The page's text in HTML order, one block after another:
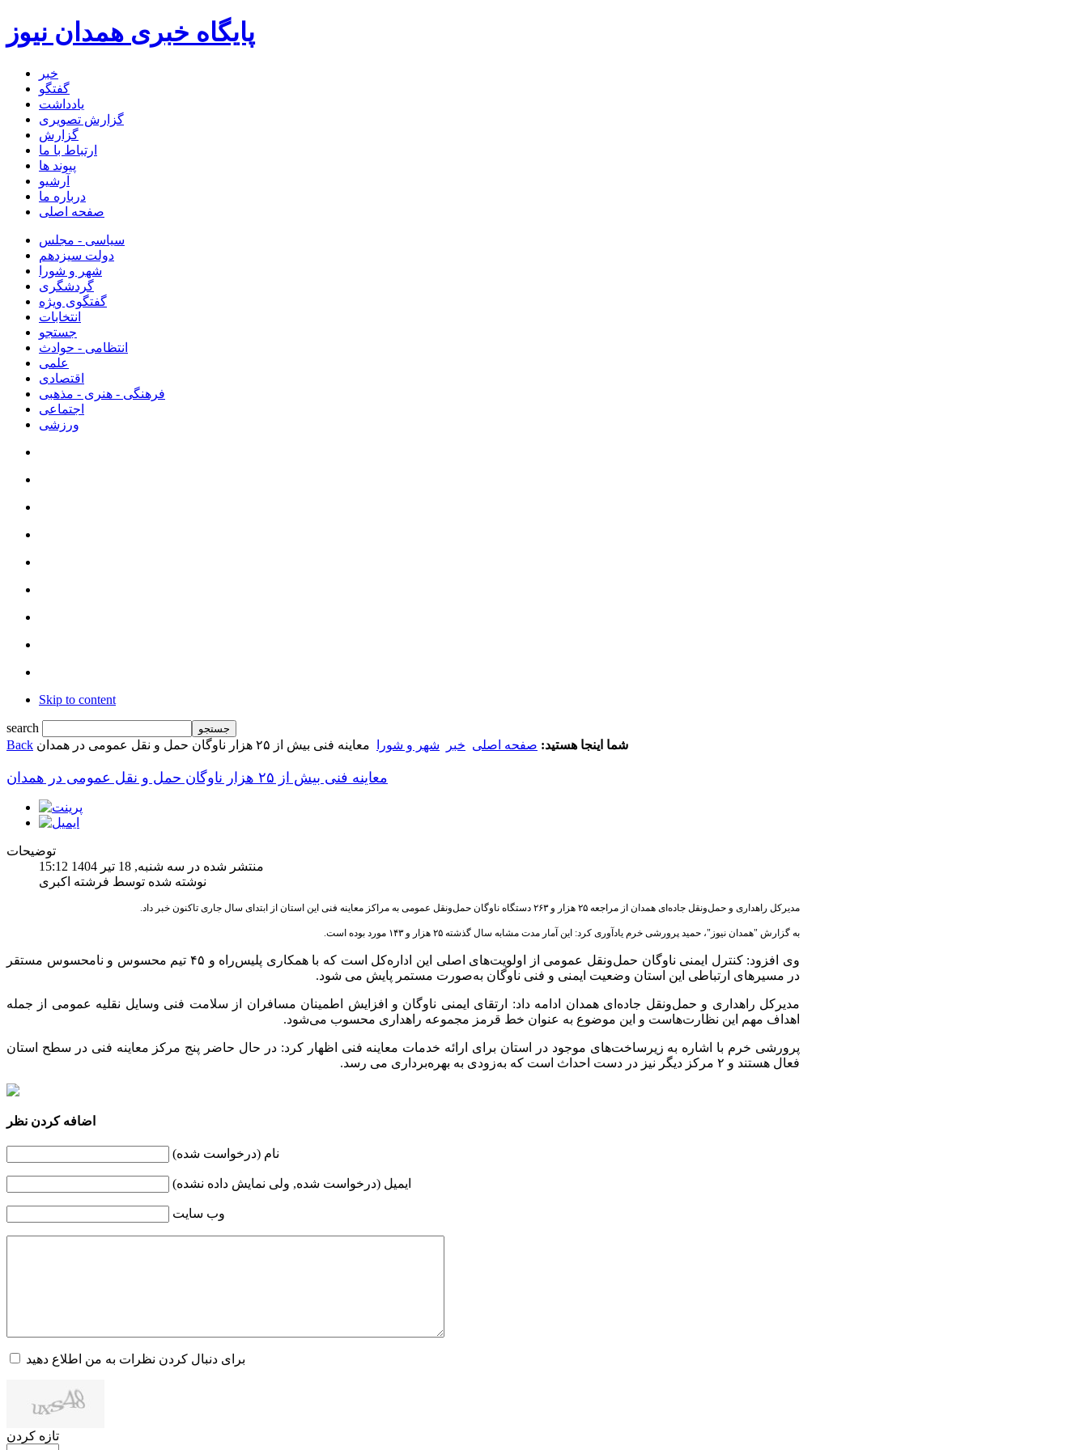
پایگاه خبری همدان نیوز
خبر
گفتگو
یادداشت
گزارش تصویری
گزارش
ارتباط با ما
پیوند ها
آرشیو
درباره ما
صفحه اصلی
سیاسی - مجلس
دولت سیزدهم
شهر و شورا
گردشگری
گفتگوی ویژه
انتخابات
جستجو
انتظامی - حوادث
علمی
اقتصادی
فرهنگی - هنری - مذهبی
اجتماعی
ورزشی
Skip to content
search
Back
شما اینجا هستید: صفحه اصلی خبر شهر و شورا معاینه فنی بیش از ۲۵ هزار ناوگان حمل و نقل عمومی در همدان
معاینه فنی بیش از ۲۵ هزار ناوگان حمل و نقل عمومی در همدان
توضیحات
منتشر شده در سه شنبه, 18 تیر 1404 15:12
نوشته شده توسط فرشته اکبری
مدیرکل راهداری و حمل‌ونقل جاده‌ای همدان از مراجعه ۲۵ هزار و ۲۶۳ دستگاه ناوگان حمل‌ونقل عمومی به مراکز معاینه فنی این استان از ابتدای سال جاری تاکنون خبر داد. ️
به گزارش "همدان نیوز"، حمید پرورشی خرم یادآوری کرد: این آمار مدت مشابه سال گذشته ۲۵ هزار و ۱۴۳ مورد بوده است.
وی افزود: کنترل ایمنی ناوگان حمل‌ونقل عمومی از اولویت‌های اصلی این اداره‌کل است که با همکاری پلیس‌راه و ۴۵ تیم محسوس و نامحسوس مستقر
در مسیرهای ارتباطی این استان وضعیت ایمنی و فنی ناوگان به‌صورت مستمر پایش می‌ شود.
مدیرکل راهداری و حمل‌ونقل جاده‌ای همدان ادامه داد: ارتقای ایمنی ناوگان و افزایش اطمینان مسافران از سلامت فنی وسایل نقلیه عمومی از جمله
اهداف مهم این نظارت‌هاست و این موضوع به عنوان خط قرمز مجموعه راهداری محسوب می‌شود.
پرورشی خرم با اشاره به زیرساخت‌های موجود در استان برای ارائه خدمات معاینه فنی اظهار کرد: در حال حاضر پنج مرکز معاینه فنی در سطح استان
فعال هستند و ۲ مرکز دیگر نیز در دست احداث است که به‌زودی به بهره‌برداری می رسد.
اضافه کردن نظر
نام (درخواست شده)
ایمیل (درخواست شده, ولی نمایش داده نشده)
وب سایت
برای دنبال کردن نظرات به من اطلاع دهید
تازه کردن